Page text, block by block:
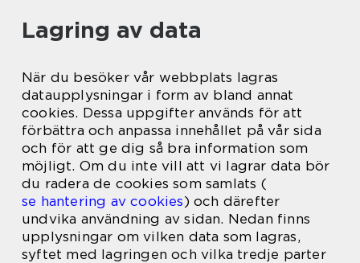
Lagring av data
När du besöker vår webbplats lagras
dataupplysningar i form av bland annat
cookies. Dessa uppgifter används för att
förbättra och anpassa innehållet på vår sida
och för att ge dig så bra information som
möjligt. Om du inte vill att vi lagrar data bör
du radera de cookies som samlats (
se hantering av cookies) och därefter
undvika användning av sidan. Nedan finns
upplysningar om vilken data som lagras,
syftet med lagringen och vilka tredje parter